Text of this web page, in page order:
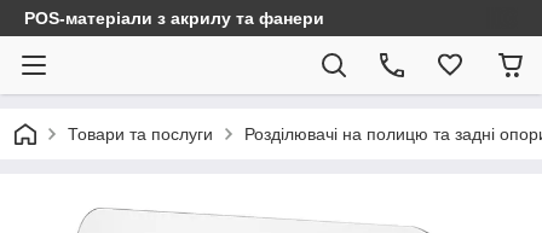
POS-матеріали з акрилу та фанери
Товари та послуги Розділювачі на полицю та задні